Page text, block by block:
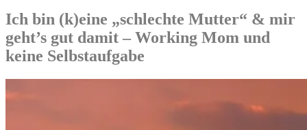
Ich bin (k)eine „schlechte Mutter“ & mir
geht’s gut damit – Working Mom und
keine Selbstaufgabe